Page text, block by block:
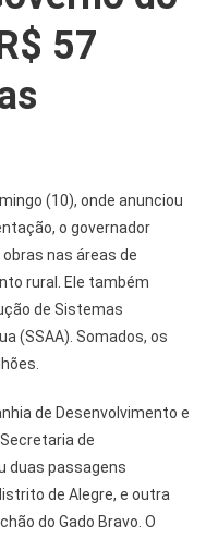
57
(10), onde anunciou
o governador
nas áreas de
rural. Ele também
de Sistemas
(SSAA). Somados, os
de Desenvolvimento e
de
duas passagens
de Alegre, e outra
do Gado Bravo. O